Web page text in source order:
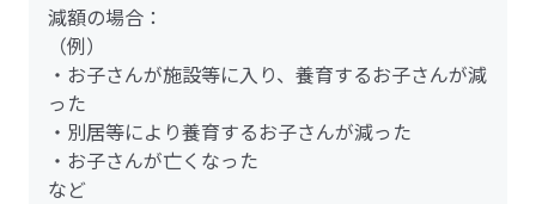
減額の場合：
（例）
・お子さんが施設等に入り、養育するお子さんが減
った
・別居等により養育するお子さんが減った
・お子さんが亡くなった
など